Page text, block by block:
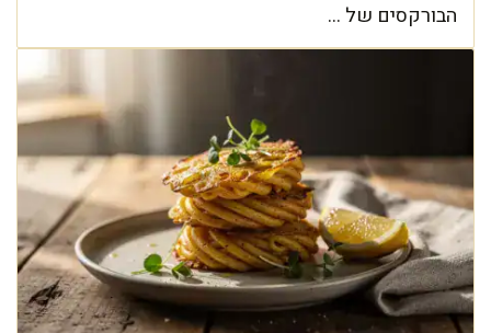
הבורקסים של ...